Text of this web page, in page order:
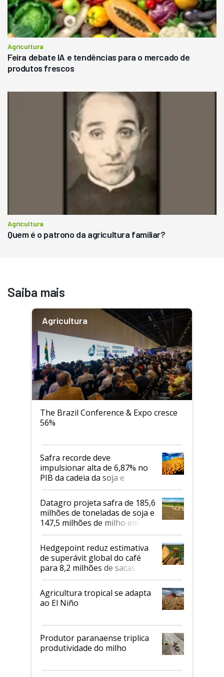
Agricultura
Feira debate IA e tendências para o mercado de
produtos frescos
Agricultura
Quem é o patrono da agricultura familiar?
Saiba mais
Agricultura
The Brazil Conference & Expo cresce
56%
Safra recorde deve
impulsionar alta de 6,87% no
PIB da cadeia da soja e
biodiesel em 2026
Datagro projeta safra de 185,6
milhões de toneladas de soja e
147,5 milhões de milho em
2026/27
Hedgepoint reduz estimativa
de superávit global do café
para 8,2 milhões de sacas
Agricultura tropical se adapta
ao El Niño
Produtor paranaense triplica
produtividade do milho